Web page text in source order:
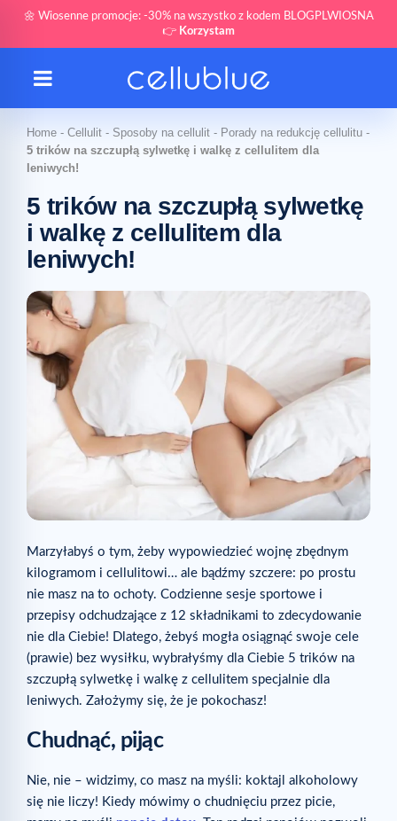
🌼 Wiosenne promocje: -30% na wszystko z kodem BLOGPLWIOSNA
👉 Korzystam
Home - Cellulit - Sposoby na cellulit - Porady na redukcję cellulitu -
5 trików na szczupłą sylwetkę i walkę z cellulitem dla
leniwych!
5 trików na szczupłą sylwetkę
i walkę z cellulitem dla
leniwych!
Marzyłabyś o tym, żeby wypowiedzieć wojnę zbędnym
kilogramom i cellulitowi… ale bądźmy szczere: po prostu
nie masz na to ochoty. Codzienne sesje sportowe i
przepisy odchudzające z 12 składnikami to zdecydowanie
nie dla Ciebie! Dlatego, żebyś mogła osiągnąć swoje cele
(prawie) bez wysiłku, wybrałyśmy dla Ciebie 5 trików na
szczupłą sylwetkę i walkę z cellulitem specjalnie dla
leniwych. Założymy się, że je pokochasz!
Chudnąć, pijąc
Nie, nie – widzimy, co masz na myśli: koktajl alkoholowy
się nie liczy! Kiedy mówimy o chudnięciu przez picie,